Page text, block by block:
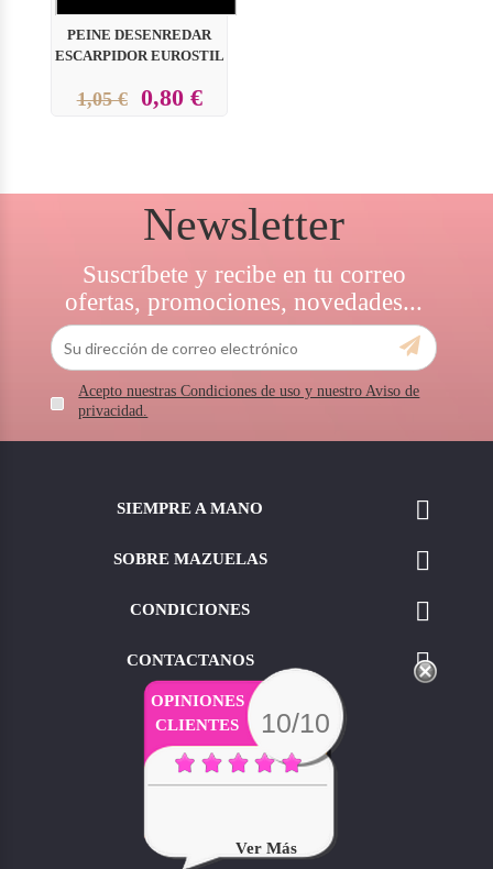
PEINE DESENREDAR
ESCARPIDOR EUROSTIL
1,05 € 0,80 €
Newsletter
Suscríbete y recibe en tu correo
ofertas, promociones, novedades...
Acepto nuestras Condiciones de uso y nuestro Aviso de
privacidad.
SIEMPRE A MANO 
SOBRE MAZUELAS 
CONDICIONES 
CONTACTANOS 
OPINIONES
CLIENTES
10/10
Ver Más